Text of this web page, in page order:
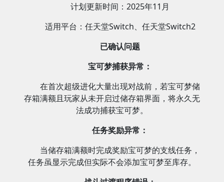
计划更新时间：2025年11月
适用平台：任天堂Switch、任天堂Switch2
已确认问题
宝可梦捕获异常：
在首次超级进化大量出现对战前，若宝可梦储
存箱满额且玩家从未开启过储存箱界面，将永久无
法成功捕获宝可梦。
任务奖励异常：
当储存箱满额时完成奖励宝可梦的支线任务，
任务虽显示完成但实际不会添加宝可梦至库存。